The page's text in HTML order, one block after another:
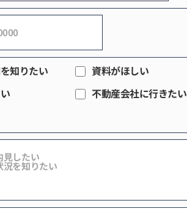
知りたい
資料がほしい
不動産会社に行きたい